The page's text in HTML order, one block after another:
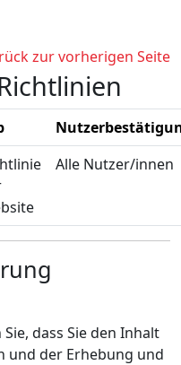
zur vorherigen Seite
Alle Nutzer/innen
dass Sie den Inhalt
und der Erhebung und